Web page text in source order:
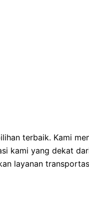
terbaik. Kami
kami yang dekat
layanan